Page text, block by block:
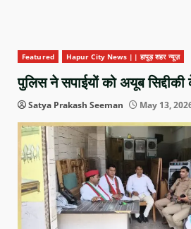
Featured Hapur City News || हापुड़ शहर न्यूज़
पुलिस ने सपाईयों को अयूब
Satya Prakash Seeman May 13,